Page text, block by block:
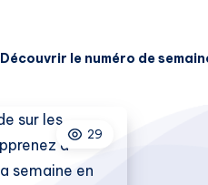
Découvrir le numéro de
29